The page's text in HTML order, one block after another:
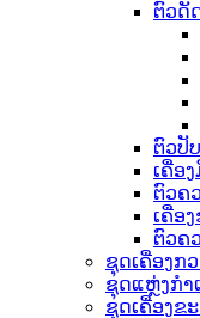
ຕົວດັ
ຕົວປັ
ເຄື່ອ
ຕົວຄ
ເຄື່ອ
ຕົວຄ
ຊຸດເຄື່ອງກ
ຊຸດແຫຼ່ງກຳ
ຊຸດເຄື່ອງຂ